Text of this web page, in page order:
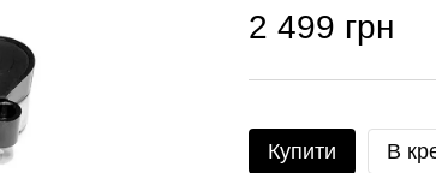
2 499 грн
Купити В